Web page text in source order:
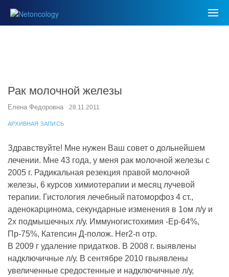
Рак молочной железы
Елена Федоровна 28.11.2011
АРХИВНАЯ ЗАПИСЬ
Здравствуйте! Мне нужен Ваш совет о дольнейшем
лечении. Мне 43 года, у меня рак молочной железы с
2005 г. Радикальная резекция правой молочной
железы, 6 курсов химиотерапии и месяц лучевой
терапии. Гистология лечебный патоморфоз 4 ст.,
аденокарцинома, секундарные изменения в 1ом л/у и
2х подмышечных л/у. Иммуногистохимия -Ер-64%,
Пр-75%, Катепсин Д-полож. Her2-п отр.
В 2009 г удаление придатков. В 2008 г. выявлены
надключичные л/у. В сентябре 2010 гвыявлены
увеличенные средостенные и надключичные л/у,